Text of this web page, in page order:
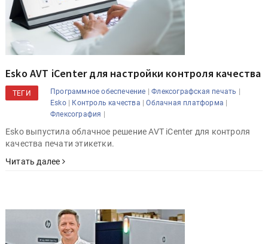
Esko AVT iCenter для настройки контроля качества
ТЕГИ Программное обеспечение |Флексографская печать |
Esko| Контроль качества |Облачная платформа |
Флексография |
Esko выпустила облачное решение AVT iCenter для контроля
качества печати этикетки.
Читать далее